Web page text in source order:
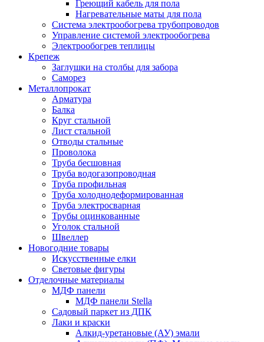
Греющий кабель для пола
Нагревательные маты для пола
Система электрообогрева трубопроводов
Управление системой электрообогрева
Электрообогрев теплицы
Крепеж
Заглушки на столбы для забора
Саморез
Металлопрокат
Арматура
Балка
Круг стальной
Лист стальной
Отводы стальные
Проволока
Труба бесшовная
Труба водогазопроводная
Труба профильная
Труба холоднодеформированная
Труба электросварная
Трубы оцинкованные
Уголок стальной
Швеллер
Новогодние товары
Искусственные елки
Световые фигуры
Отделочные материалы
МДФ панели
МДФ панели Stella
Садовый паркет из ДПК
Лаки и краски
Алкид-уретановые (АУ) эмали